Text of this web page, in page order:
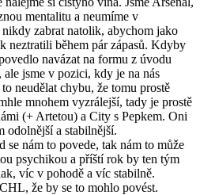
mentalitu a neumíme v
zabrat natolik, abychom jako
neztratili během pár zápasů. Kdyby
navázat na formu z úvodu
jsme v pozici, kdy je na nás
neudělat chybu, že tomu prostě
mnohem vyzrálejší, tady je prostě
(+ Artetou) a City s Pepkem. Oni
odolnější a stabilnější.
se nám to povede, tak nám to může
psychikou a příští rok by ten tým
víc v pohodě a víc stabilně.
že by se to mohlo povést.